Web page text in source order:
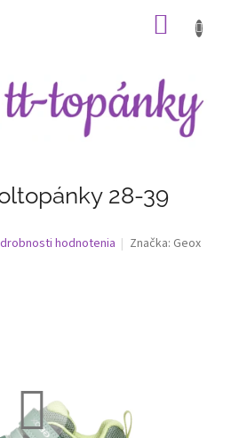
28-39
hodnotenia Značka: Geox